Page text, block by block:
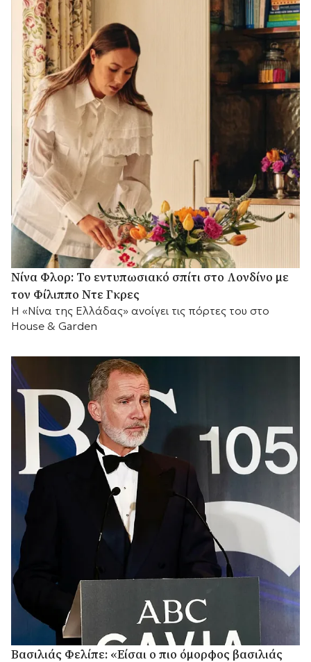
Νίνα Φλορ: Το εντυπωσιακό σπίτι στο Λονδίνο με
τον Φίλιππο Ντε Γκρες
Η «Νίνα της Ελλάδας» ανοίγει τις πόρτες του στο
House & Garden
Βασιλιάς Φελίπε: «Είσαι ο πιο όμορφος βασιλιάς